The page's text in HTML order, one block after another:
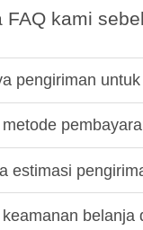
FAQ kami
pengiriman
estimasi
belanja